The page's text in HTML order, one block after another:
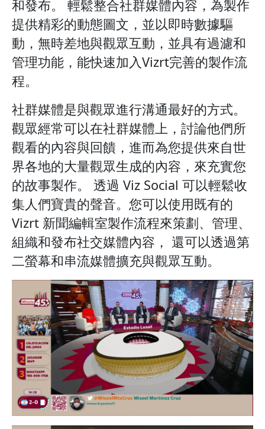
和發布。 輕鬆整合社群媒體內容，為製作
提供精彩的動態圖文，並以即時數據驅
動，無時差地與觀眾互動，並具有過濾和
管理功能，能快速加入Vizrt完善的製作流
程。
社群媒體是與觀眾進行溝通最好的方式。
觀眾經常可以在社群媒體上，討論他們所
觀看的內容與回饋，進而為您提供來自世
界各地的大量觀眾生成的內容，來充實您
的故事製作。 透過 Viz Social 可以輕鬆收
集人們寶貴的聲音。您可以使用既有的
Vizrt 新聞編輯室製作流程來策劃、管理、
組織和發布社交媒體內容， 還可以透過第
二螢幕和串流媒體擴充與觀眾互動。